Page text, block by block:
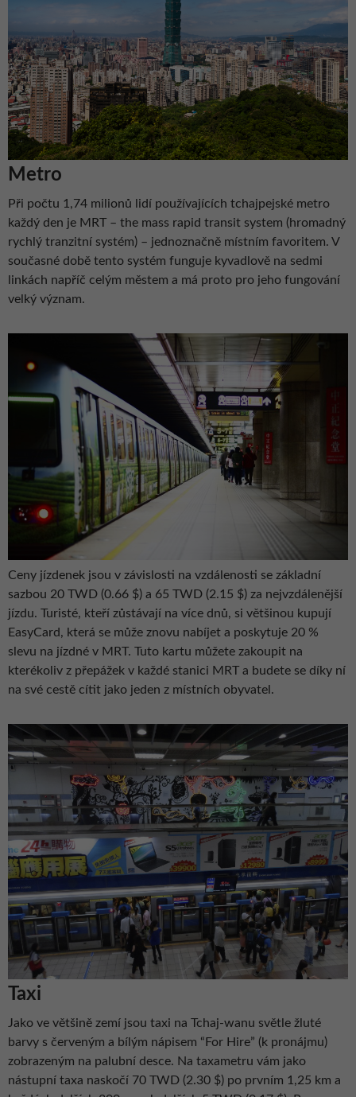
Metro
Při počtu 1,74 milionů lidí používajících tchajpejské metro
každý den je MRT – the mass rapid transit system (hromadný
rychlý tranzitní systém) – jednoznačně místním favoritem. V
současné době tento systém funguje kyvadlově na sedmi
linkách napříč celým městem a má proto pro jeho fungování
velký význam.
Ceny jízdenek jsou v závislosti na vzdálenosti se základní
sazbou 20 TWD (0.66 $) a 65 TWD (2.15 $) za nejvzdálenější
jízdu. Turisté, kteří zůstávají na více dnů, si většinou kupují
EasyCard, která se může znovu nabíjet a poskytuje 20 %
slevu na jízdné v MRT. Tuto kartu můžete zakoupit na
kterékoliv z přepážek v každé stanici MRT a budete se díky ní
na své cestě cítit jako jeden z místních obyvatel.
Taxi
Jako ve většině zemí jsou taxi na Tchaj-wanu světle žluté
barvy s červeným a bílým nápisem “For Hire” (k pronájmu)
zobrazeným na palubní desce. Na taxametru vám jako
nástupní taxa naskočí 70 TWD (2.30 $) po prvním 1,25 km a